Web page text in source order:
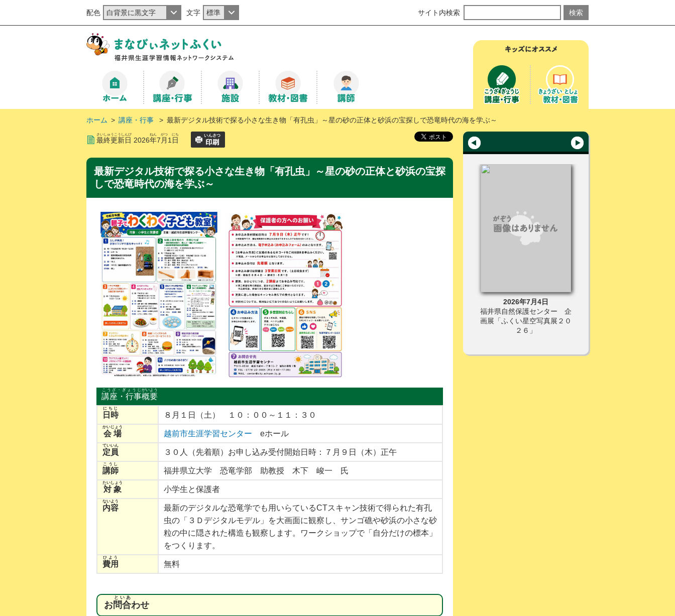
配色 文字 サイト内検索
ホーム > 講座・行事 > 最新デジタル技術で探る小さな生き物「有孔虫」～星の砂の正体と砂浜の宝探しで恐竜時代の海を学ぶ～
最終更新日
さいしゅうこうしんび
2026年
ねん
7 月
がつ
1 日
にち
最新デジタル技術で探る小さな生き物「有孔虫」～星の砂の正体と砂浜の宝探
しで恐竜時代の海を学ぶ～
講座・行事
こうざ・ぎょうじ
概要
がいよう
日時
にちじ
８月１日（土） １０：００～１１：３０
会場
かいじょう
越前市生涯学習センター eホール
定員
ていいん
３０人（先着順）お申し込み受付開始日時：７月９日（木）正午
講師
こうし
福井県立大学 恐竜学部 助教授 木下 峻一 氏
対象
たいしょう
小学生と保護者
内容
ないよう
最新のデジタルな恐竜学でも用いらているCTスキャン技術で得られた有孔
虫の「３Ｄデジタルモデル」を大画面に観察し、サンゴ礁や砂浜の小さな砂
粒の中に隠された構造も観察します。ワークショップで「自分だけの標本」
をつくります。
費用
ひよう
無料
お問合
といあ
わせ
2026年10月7日
公益財団法人ふくい・くらし
の研究所 くらしのステップ
アップ講座「注意すべきポイ
ントとは？健康食品＆サプリ
メント」
2026年9月5日
ふくしｋｉｄｓプロフェッシ
ョナル
2026年10月4日
福井県文書館 くずし字講座
2026年7月4日
福井県自然保護センター 企
画展「ふくい星空写真展２０
２６」